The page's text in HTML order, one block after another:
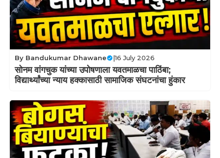
By Bandukumar Dhawane |16 July 2026
सोनम वांगचुक यांच्या उपोषणाला यवतमाळचा पाठिंबा;
विद्यार्थ्यांच्या न्याय हक्कासाठी सामाजिक संघटनांचा हुंकार